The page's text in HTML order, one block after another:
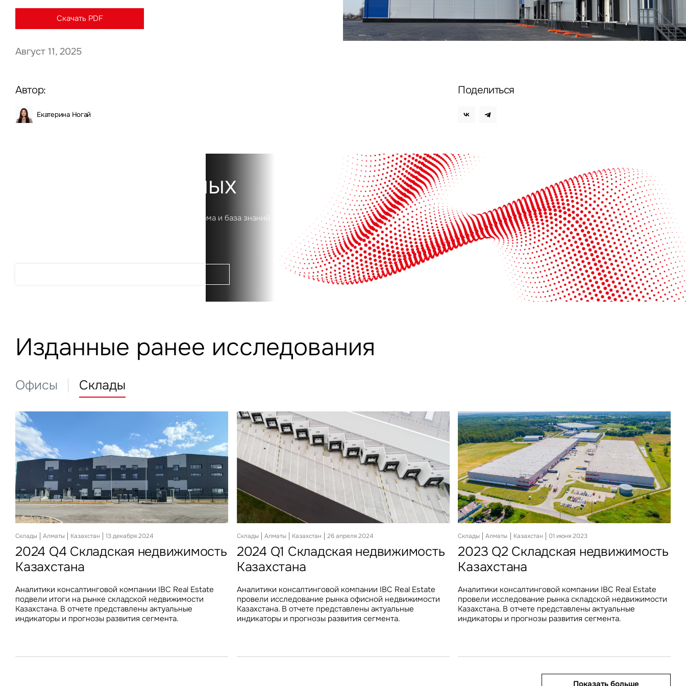
Скачать PDF
Август 11, 2025
Автор:
Екатерина Ногай
Поделиться
Платформа данных
Первая в России цифровая аналитическая платформа и база знаний
Изданные ранее исследования
Офисы Склады
Офисы Алматы Казахстан 11 декабря 2025
2025 Офисная недвижимость
Казахстана
Аналитики консалтинговой компании IBC Real Estate
подвели итоги ноября 2025 года на рынке офисной
недвижимости Казахстана. В отчете представлен
подробный анализ тенденций и ключевых индикаторов
Офисы Алматы Казахстан 09 декабря 2024
2024 Q3 Офисная недвижимость
Казахстана
Аналитики консалтинговой компании IBC Real Estate
подвели итоги III квартала 2024 года на рынке офисной
недвижимости Казахстана. В отчете представлены
актуальные индикаторы и прогнозы развития сегмента.
Офисы Алматы Казахстан 14 декабря 2023
2023 Q4 Офисная недвижимость
Казахстана
Аналитики консалтинговой компании IBC Real Estate
провели исследование рынка офисной недвижимости
Казахстана. В отчете представлены актуальные
индикаторы и прогнозы развития сегмента.
Склады Алматы Казахстан 13 декабря 2024
2024 Q4 Складская недвижимость
Казахстана
Аналитики консалтинговой компании IBC Real Estate
подвели итоги на рынке складской недвижимости
Казахстана. В отчете представлены актуальные
индикаторы и прогнозы развития сегмента.
Склады Алматы Казахстан 26 апреля 2024
2024 Q1 Складская недвижимость
Казахстана
Аналитики консалтинговой компании IBC Real Estate
провели исследование рынка офисной недвижимости
Казахстана. В отчете представлены актуальные
индикаторы и прогнозы развития сегмента.
Склады Алматы Казахстан 01 июня 2023
2023 Q2 Складская недвижимость
Казахстана
Аналитики консалтинговой компании IBC Real Estate
провели исследование рынка складской недвижимости
Казахстана. В отчете представлены актуальные
индикаторы и прогнозы развития сегмента.
Отправить